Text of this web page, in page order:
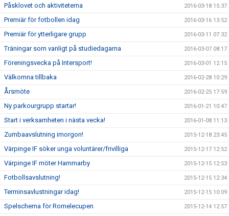
Påsklovet och aktiviteterna 2016-03-18 15:37
Premiär för fotbollen idag 2016-03-16 13:52
Premiär för ytterligare grupp 2016-03-11 07:32
Träningar som vanligt på studiedagarna 2016-03-07 08:17
Föreningsvecka på Intersport! 2016-03-01 12:15
Välkomna tillbaka 2016-02-28 10:29
Årsmöte 2016-02-25 17:59
Ny parkourgrupp startar! 2016-01-21 10:47
Start i verksamheten i nästa vecka! 2016-01-08 11:13
Zumbaavslutning imorgon! 2015-12-18 23:45
Värpinge IF söker unga voluntärer/frivilliga 2015-12-17 12:52
Värpinge IF möter Hammarby 2015-12-15 12:53
Fotbollsavslutning! 2015-12-15 12:34
Terminsavlustningar idag! 2015-12-15 10:09
Spelschema för Romelecupen 2015-12-14 12:57